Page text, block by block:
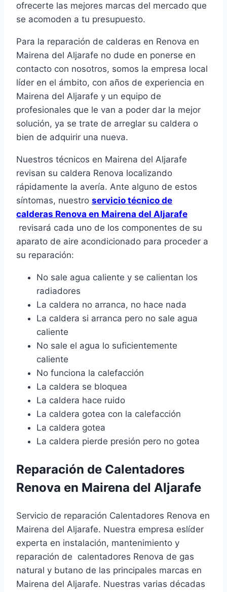
ofrecerte las mejores marcas del mercado que
se acomoden a tu presupuesto.
Para la reparación de calderas en Renova en
Mairena del Aljarafe no dude en ponerse en
contacto con nosotros, somos la empresa local
líder en el ámbito, con años de experiencia en
Mairena del Aljarafe y un equipo de
profesionales que le van a poder dar la mejor
solución, ya se trate de arreglar su caldera o
bien de adquirir una nueva.
Nuestros técnicos en Mairena del Aljarafe
revisan su caldera Renova localizando
rápidamente la avería. Ante alguno de estos
síntomas, nuestro servicio técnico de
calderas Renova en Mairena del Aljarafe
revisará cada uno de los componentes de su
aparato de aire acondicionado para proceder a
su reparación:
No sale agua caliente y se calientan los
radiadores
La caldera no arranca, no hace nada
La caldera si arranca pero no sale agua
caliente
No sale el agua lo suficientemente
caliente
No funciona la calefacción
La caldera se bloquea
La caldera hace ruido
La caldera gotea con la calefacción
La caldera gotea
La caldera pierde presión pero no gotea
Reparación de Calentadores
Renova en Mairena del Aljarafe
Servicio de reparación Calentadores Renova en
Mairena del Aljarafe. Nuestra empresa eslíder
experta en instalación, mantenimiento y
reparación de calentadores Renova de gas
natural y butano de las principales marcas en
Mairena del Aljarafe. Nuestras varias décadas